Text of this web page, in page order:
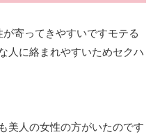
寄ってきやすいですモテる
人に絡まれやすいためセクハ
美人の女性の方がいたのです